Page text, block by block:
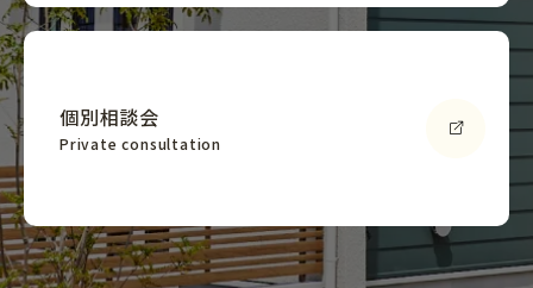
個別相談会
Private consultation